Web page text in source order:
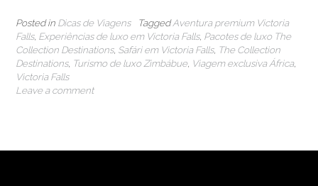
Posted in Dicas de Viagens TaggedAventura premium Victoria
Falls, Experiências de luxo em Victoria Falls, Pacotes de luxo The
Collection Destinations, Safári em Victoria Falls, The Collection
Destinations, Turismo de luxo Zimbábue, Viagem exclusiva África,
Victoria Falls
Leave a comment